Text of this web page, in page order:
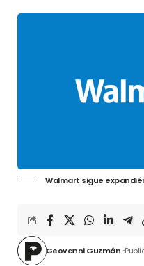
Walmart sigue
Geovanni Guzmán